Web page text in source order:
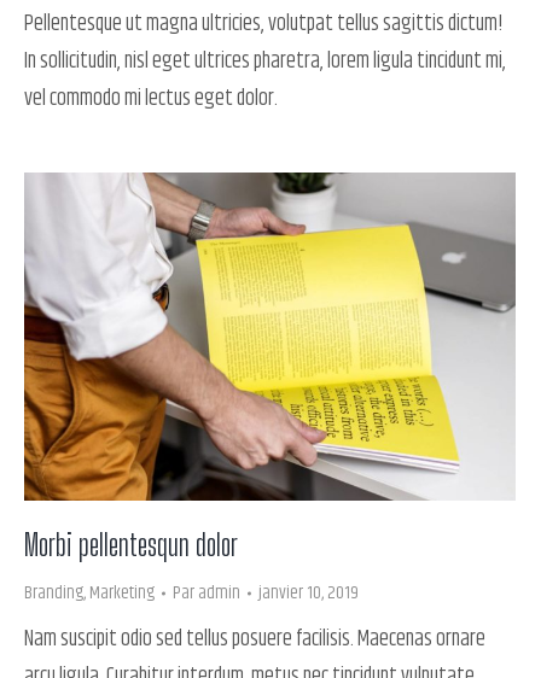
Pellentesque ut magna ultricies, volutpat tellus sagittis dictum!
In sollicitudin, nisl eget ultrices pharetra, lorem ligula tincidunt mi,
vel commodo mi lectus eget dolor.
Morbi pellentesqun dolor
Branding,Marketing Paradmin janvier 10, 2019
Nam suscipit odio sed tellus posuere facilisis. Maecenas ornare